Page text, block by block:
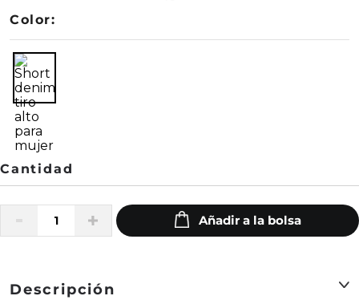
Color:
Descripción